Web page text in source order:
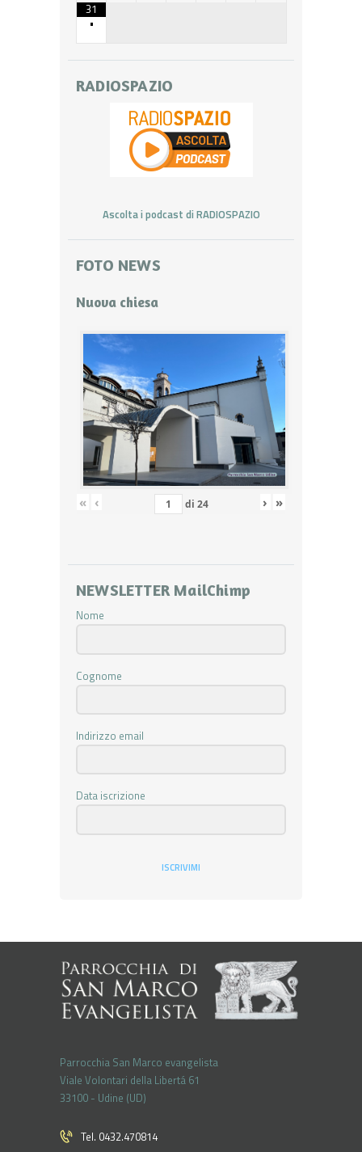
31
•
RADIOSPAZIO
Ascolta i podcast di RADIOSPAZIO
FOTO NEWS
Nuova chiesa
« ‹ di 24 › »
NEWSLETTER MailChimp
Nome
Cognome
Indirizzo email
Data iscrizione
ISCRIVIMI
Parrocchia San Marco evangelista
Viale Volontari della Libertá 61
33100 - Udine (UD)
Tel. 0432.470814